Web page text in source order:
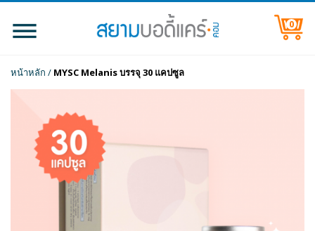
0
หน้าหลัก / MYSC Melanis บรรจุ 30 แคปซูล